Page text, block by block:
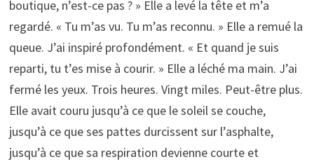
boutique, n’est-ce pas ? » Elle a levé la tête et m’a
regardé. « Tu m’as vu. Tu m’as reconnu. » Elle a remué la
queue. J’ai inspiré profondément. « Et quand je suis
reparti, tu t’es mise à courir. » Elle a léché ma main. J’ai
fermé les yeux. Trois heures. Vingt miles. Peut-être plus.
Elle avait couru jusqu’à ce que le soleil se couche,
jusqu’à ce que ses pattes durcissent sur l’asphalte,
jusqu’à ce que sa respiration devienne courte et